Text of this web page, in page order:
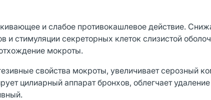
и слабое противокашлевое действие.
стимуляции секреторных клеток слизистой
мокроты.
свойства мокроты, увеличивает серозный
цилиарный аппарат бронхов, облегчает